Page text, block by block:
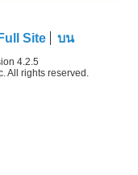
Full Site บน
4.2.5
All rights reserved.